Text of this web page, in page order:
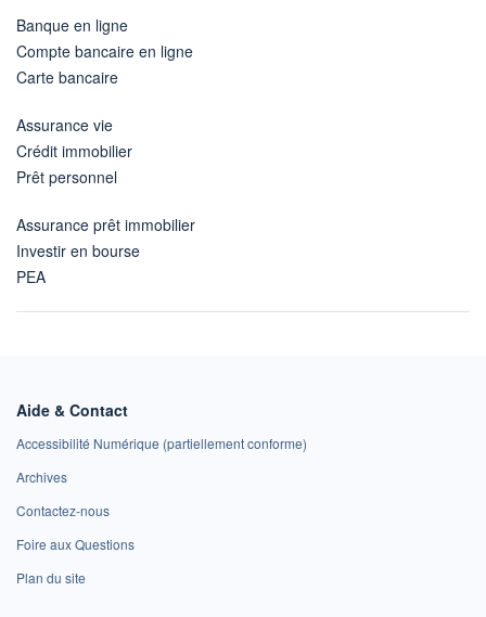
Banque en ligne
Compte bancaire en ligne
Carte bancaire
Assurance vie
Crédit immobilier
Prêt personnel
Assurance prêt immobilier
Investir en bourse
PEA
Aide & Contact
Accessibilité Numérique (partiellement conforme)
Archives
Contactez-nous
Foire aux Questions
Plan du site